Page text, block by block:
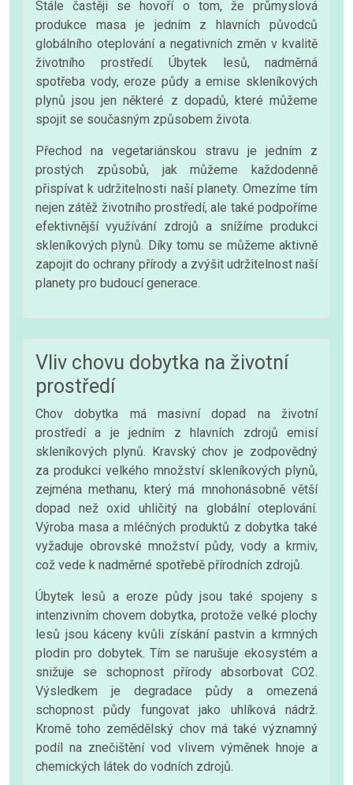
Stále častěji se hovoří o tom, že průmyslová
produkce masa je jedním z hlavních původců
globálního oteplování a negativních změn v kvalitě
životního prostředí. Úbytek lesů, nadměrná
spotřeba vody, eroze půdy a emise skleníkových
plynů jsou jen některé z dopadů, které můžeme
spojit se současným způsobem života.
Přechod na vegetariánskou stravu je jedním z
prostých způsobů, jak můžeme každodenně
přispívat k udržitelnosti naší planety. Omezíme tím
nejen zátěž životního prostředí, ale také podpoříme
efektivnější využívání zdrojů a snížíme produkci
skleníkových plynů. Díky tomu se můžeme aktivně
zapojit do ochrany přírody a zvýšit udržitelnost naší
planety pro budoucí generace.
Vliv chovu dobytka na životní
prostředí
Chov dobytka má masivní dopad na životní
prostředí a je jedním z hlavních zdrojů emisí
skleníkových plynů. Kravský chov je zodpovědný
za produkci velkého množství skleníkových plynů,
zejména methanu, který má mnohonásobně větší
dopad než oxid uhličitý na globální oteplování.
Výroba masa a mléčných produktů z dobytka také
vyžaduje obrovské množství půdy, vody a krmiv,
což vede k nadměrné spotřebě přírodních zdrojů.
Úbytek lesů a eroze půdy jsou také spojeny s
intenzivním chovem dobytka, protože velké plochy
lesů jsou káceny kvůli získání pastvin a krmných
plodin pro dobytek. Tím se narušuje ekosystém a
snižuje se schopnost přírody absorbovat CO2.
Výsledkem je degradace půdy a omezená
schopnost půdy fungovat jako uhlíková nádrž.
Kromě toho zemědělský chov má také významný
podíl na znečištění vod vlivem výměnek hnoje a
chemických látek do vodních zdrojů.